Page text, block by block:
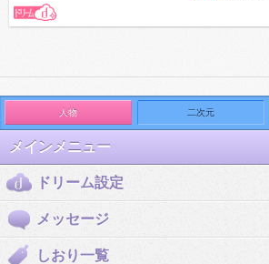
人物 二次元
メインメニュー
ドリーム設定
メッセージ
しおり一覧